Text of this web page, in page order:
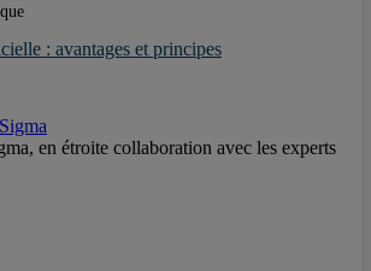
: avantages et principes
en étroite collaboration avec les experts